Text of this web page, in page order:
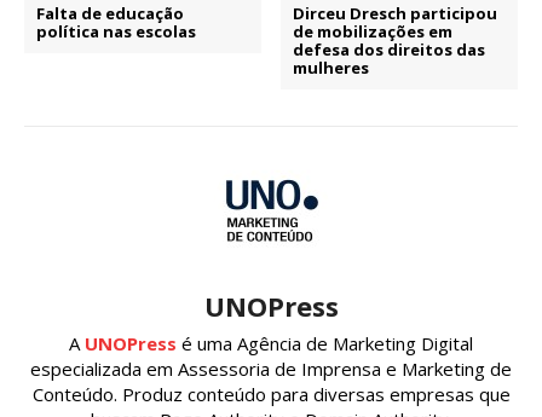
Falta de educação
política nas escolas
Dirceu Dresch participou
de mobilizações em
defesa dos direitos das
mulheres
UNOPress
A UNOPress é uma Agência de Marketing Digital
especializada em Assessoria de Imprensa e Marketing de
Conteúdo. Produz conteúdo para diversas empresas que